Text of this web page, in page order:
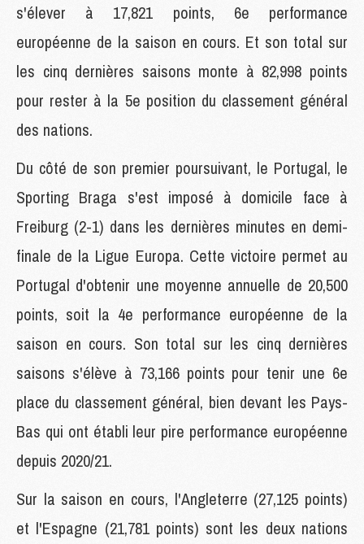
s'élever à 17,821 points, 6e performance
européenne de la saison en cours. Et son total sur
les cinq dernières saisons monte à 82,998 points
pour rester à la 5e position du classement général
des nations.
Du côté de son premier poursuivant, le Portugal, le
Sporting Braga s'est imposé à domicile face à
Freiburg (2-1) dans les dernières minutes en demi-
finale de la Ligue Europa. Cette victoire permet au
Portugal d'obtenir une moyenne annuelle de 20,500
points, soit la 4e performance européenne de la
saison en cours. Son total sur les cinq dernières
saisons s'élève à 73,166 points pour tenir une 6e
place du classement général, bien devant les Pays-
Bas qui ont établi leur pire performance européenne
depuis 2020/21.
Sur la saison en cours, l'Angleterre (27,125 points)
et l'Espagne (21,781 points) sont les deux nations